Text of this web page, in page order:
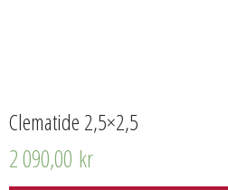
Clematide 2,5×2,5
2 090,00 kr